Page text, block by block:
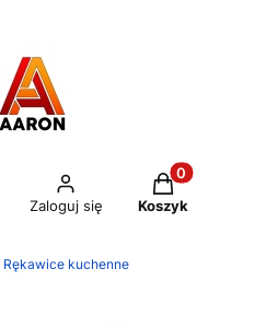
wyszukiwarkę
Zaloguj się
Produkty w
Koszyk
Rękawice kuchenne